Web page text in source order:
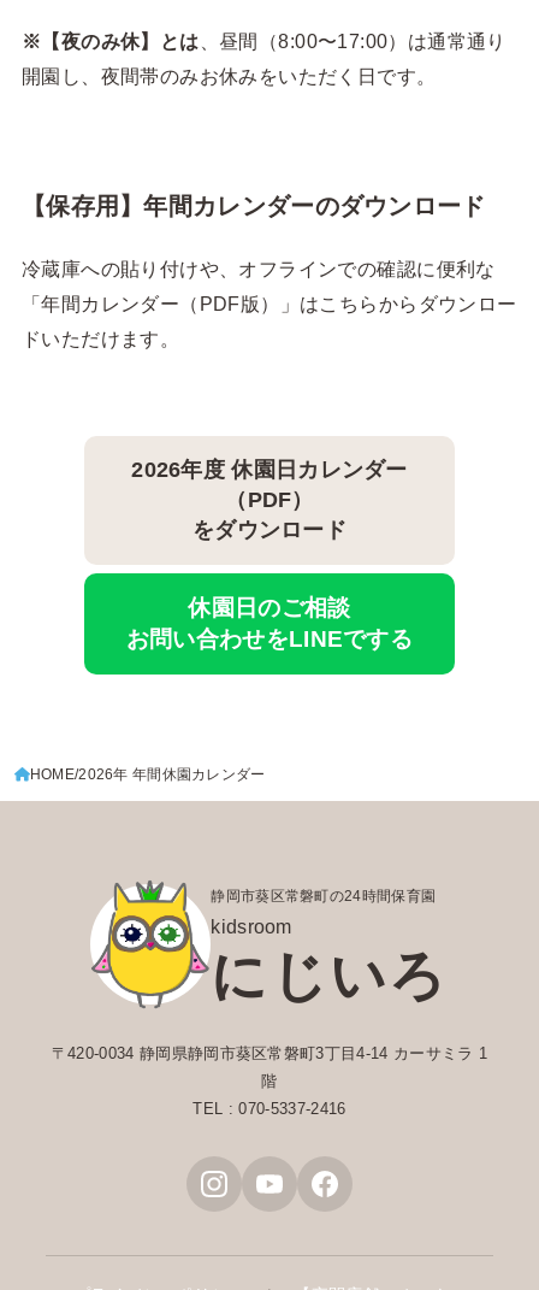
※【夜のみ休】とは 、昼間（8:00〜17:00）は通常通り
開園し、夜間帯のみお休みをいただく日です。
【保存用】年間カレンダーのダウンロード
冷蔵庫への貼り付けや、オフラインでの確認に便利な
「年間カレンダー（PDF版）」はこちらからダウンロー
ドいただけます。
2026年度 休園日カレンダー
（PDF）
をダウンロード
休園日のご相談
お問い合わせをLINEでする
HOME 2026年 年間休園カレンダー
静岡市葵区常磐町の24時間保育園
kidsroom
にじいろ
〒420-0034 静岡県静岡市葵区常磐町3丁目4-14 カーサミラ 1
階
TEL : 070-5337-2416